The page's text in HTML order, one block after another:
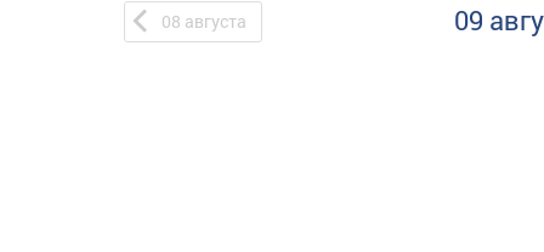
08 августа 09